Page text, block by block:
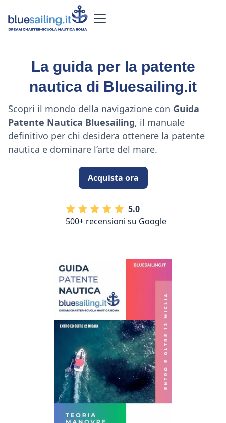
La guida per la patente
nautica di Bluesailing.it
Scopri il mondo della navigazione con Guida
Patente Nautica Bluesailing, il manuale
definitivo per chi desidera ottenere la patente
nautica e dominare l’arte del mare.
Acquista ora
5.0
500+ recensioni su Google